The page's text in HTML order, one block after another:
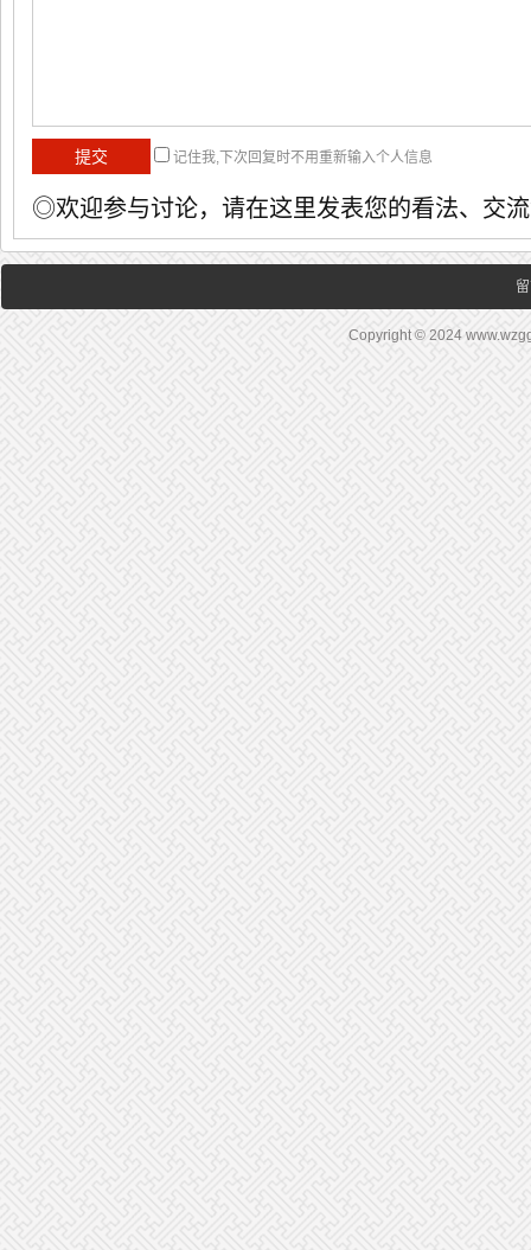
记住我,下次回复时不用重新输入个人信息
◎欢迎参与讨论，请在这里发表您的看法、交
Copyright © 2024